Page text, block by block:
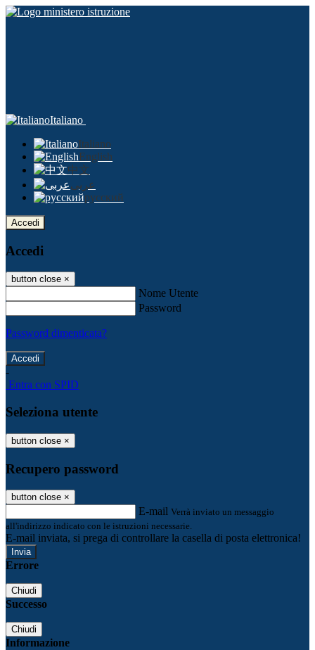
Italiano
Italiano
English
中文
عربى
русский
Accedi
Accedi
button close ×
Nome Utente
Password
Password dimenticata?
-
Entra con SPID
Seleziona utente
button close ×
Recupero password
button close ×
E-mail Verrà inviato un messaggio
all'indirizzo indicato con le istruzioni necessarie.
E-mail inviata, si prega di controllare la casella di posta elettronica!
Errore
Chiudi
Successo
Chiudi
Informazione